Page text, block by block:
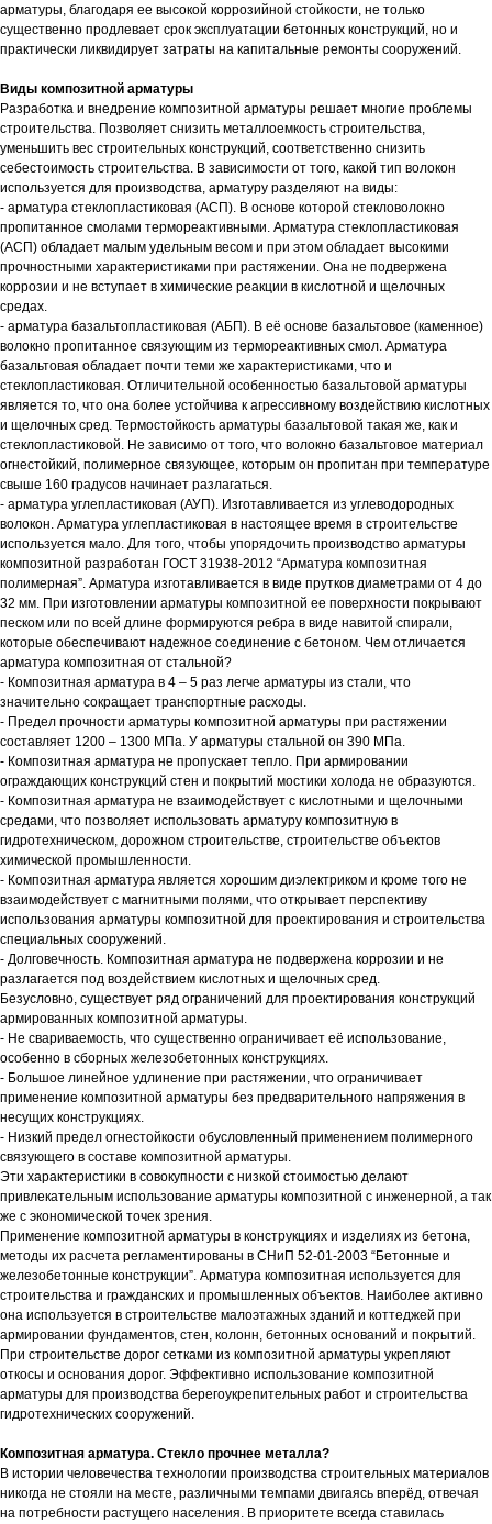
арматуры, благодаря ее высокой коррозийной стойкости, не только
существенно продлевает срок эксплуатации бетонных конструкций, но и
практически ликвидирует затраты на капитальные ремонты сооружений.
Виды композитной арматуры
Разработка и внедрение композитной арматуры решает многие проблемы
строительства. Позволяет снизить металлоемкость строительства,
уменьшить вес строительных конструкций, соответственно снизить
себестоимость строительства. В зависимости от того, какой тип волокон
используется для производства, арматуру разделяют на виды:
- арматура стеклопластиковая (АСП). В основе которой стекловолокно
пропитанное смолами термореактивными. Арматура стеклопластиковая
(АСП) обладает малым удельным весом и при этом обладает высокими
прочностными характеристиками при растяжении. Она не подвержена
коррозии и не вступает в химические реакции в кислотной и щелочных
средах.
- арматура базальтопластиковая (АБП). В её основе базальтовое (каменное)
волокно пропитанное связующим из термореактивных смол. Арматура
базальтовая обладает почти теми же характеристиками, что и
стеклопластиковая. Отличительной особенностью базальтовой арматуры
является то, что она более устойчива к агрессивному воздействию кислотных
и щелочных сред. Термостойкость арматуры базальтовой такая же, как и
стеклопластиковой. Не зависимо от того, что волокно базальтовое материал
огнестойкий, полимерное связующее, которым он пропитан при температуре
свыше 160 градусов начинает разлагаться.
- арматура углепластиковая (АУП). Изготавливается из углеводородных
волокон. Арматура углепластиковая в настоящее время в строительстве
используется мало. Для того, чтобы упорядочить производство арматуры
композитной разработан ГОСТ 31938-2012 “Арматура композитная
полимерная”. Арматура изготавливается в виде прутков диаметрами от 4 до
32 мм. При изготовлении арматуры композитной ее поверхности покрывают
песком или по всей длине формируются ребра в виде навитой спирали,
которые обеспечивают надежное соединение с бетоном. Чем отличается
арматура композитная от стальной?
- Композитная арматура в 4 – 5 раз легче арматуры из стали, что
значительно сокращает транспортные расходы.
- Предел прочности арматуры композитной арматуры при растяжении
составляет 1200 – 1300 МПа. У арматуры стальной он 390 МПа.
- Композитная арматура не пропускает тепло. При армировании
ограждающих конструкций стен и покрытий мостики холода не образуются.
- Композитная арматура не взаимодействует с кислотными и щелочными
средами, что позволяет использовать арматуру композитную в
гидротехническом, дорожном строительстве, строительстве объектов
химической промышленности.
- Композитная арматура является хорошим диэлектриком и кроме того не
взаимодействует с магнитными полями, что открывает перспективу
использования арматуры композитной для проектирования и строительства
специальных сооружений.
- Долговечность. Композитная арматура не подвержена коррозии и не
разлагается под воздействием кислотных и щелочных сред.
Безусловно, существует ряд ограничений для проектирования конструкций
армированных композитной арматуры.
- Не свариваемость, что существенно ограничивает её использование,
особенно в сборных железобетонных конструкциях.
- Большое линейное удлинение при растяжении, что ограничивает
применение композитной арматуры без предварительного напряжения в
несущих конструкциях.
- Низкий предел огнестойкости обусловленный применением полимерного
связующего в составе композитной арматуры.
Эти характеристики в совокупности с низкой стоимостью делают
привлекательным использование арматуры композитной с инженерной, а так
же с экономической точек зрения.
Применение композитной арматуры в конструкциях и изделиях из бетона,
методы их расчета регламентированы в СНиП 52-01-2003 “Бетонные и
железобетонные конструкции”. Арматура композитная используется для
строительства и гражданских и промышленных объектов. Наиболее активно
она используется в строительстве малоэтажных зданий и коттеджей при
армировании фундаментов, стен, колонн, бетонных оснований и покрытий.
При строительстве дорог сетками из композитной арматуры укрепляют
откосы и основания дорог. Эффективно использование композитной
арматуры для производства берегоукрепительных работ и строительства
гидротехнических сооружений.
Композитная арматура. Стекло прочнее металла?
В истории человечества технологии производства строительных материалов
никогда не стояли на месте, различными темпами двигаясь вперёд, отвечая
на потребности растущего населения. В приоритете всегда ставилась
Не нашли то, что
искали?
Оставьте заявку, и мы свяжемся с вами,
чтобы обсудить все ваши вопросы
Нажимая на кнопку, вы соглашаетесь сПолитикой
+7
ОТПРАВИТЬ